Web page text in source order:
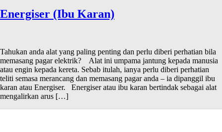
Energiser (Ibu Karan)
Tahukan anda alat yang paling penting dan perlu diberi perhatian bila
memasang pagar elektrik? Alat ini umpama jantung kepada manusia
atau engin kepada kereta. Sebab itulah, ianya perlu diberi perhatian
teliti semasa merancang dan memasang pagar anda – ia dipanggil ibu
karan atau Energiser. Energiser atau ibu karan bertindak sebagai alat
mengalirkan arus […]